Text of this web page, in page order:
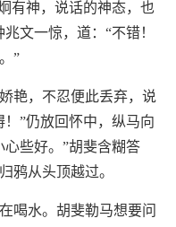
有神，说话的神态，也
文一惊，道：“不错！
”
艳，不忍便此丢弃，说
”仍放回怀中，纵马向
些好。”胡斐含糊答
鸦从头顶越过。
喝水。胡斐勒马想要问